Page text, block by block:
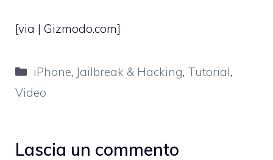
[via | Gizmodo.com]
Categorie
iPhone, Jailbreak & Hacking, Tutorial,
Video
Lascia un commento